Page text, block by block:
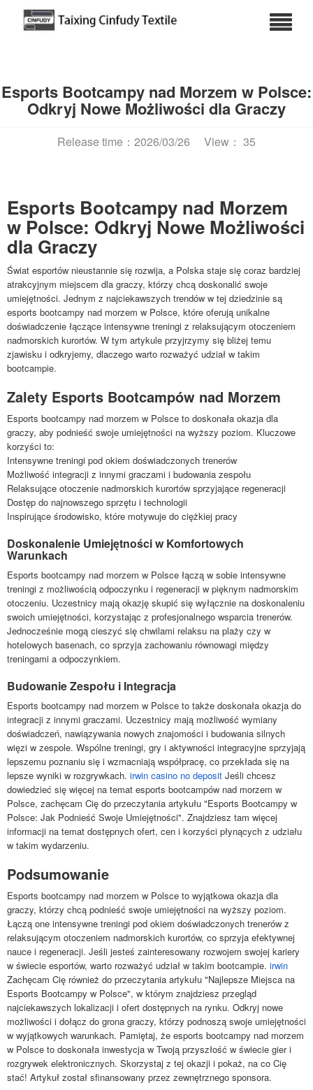
Esports Bootcampy nad Morzem w Polsce:
Odkryj Nowe Możliwości dla Graczy
Release time：2026/03/26 View： 35
Esports Bootcampy nad Morzem
w Polsce: Odkryj Nowe Możliwości
dla Graczy
Świat esportów nieustannie się rozwija, a Polska staje się coraz bardziej
atrakcyjnym miejscem dla graczy, którzy chcą doskonalić swoje
umiejętności. Jednym z najciekawszych trendów w tej dziedzinie są
esports bootcampy nad morzem w Polsce, które oferują unikalne
doświadczenie łączące intensywne treningi z relaksującym otoczeniem
nadmorskich kurortów. W tym artykule przyjrzymy się bliżej temu
zjawisku i odkryjemy, dlaczego warto rozważyć udział w takim
bootcampie.
Zalety Esports Bootcampów nad Morzem
Esports bootcampy nad morzem w Polsce to doskonała okazja dla
graczy, aby podnieść swoje umiejętności na wyższy poziom. Kluczowe
korzyści to:
Intensywne treningi pod okiem doświadczonych trenerów
Możliwość integracji z innymi graczami i budowania zespołu
Relaksujące otoczenie nadmorskich kurortów sprzyjające regeneracji
Dostęp do najnowszego sprzętu i technologii
Inspirujące środowisko, które motywuje do ciężkiej pracy
Doskonalenie Umiejętności w Komfortowych
Warunkach
Esports bootcampy nad morzem w Polsce łączą w sobie intensywne
treningi z możliwością odpoczynku i regeneracji w pięknym nadmorskim
otoczeniu. Uczestnicy mają okazję skupić się wyłącznie na doskonaleniu
swoich umiejętności, korzystając z profesjonalnego wsparcia trenerów.
Jednocześnie mogą cieszyć się chwilami relaksu na plaży czy w
hotelowych basenach, co sprzyja zachowaniu równowagi między
treningami a odpoczynkiem.
Budowanie Zespołu i Integracja
Esports bootcampy nad morzem w Polsce to także doskonała okazja do
integracji z innymi graczami. Uczestnicy mają możliwość wymiany
doświadczeń, nawiązywania nowych znajomości i budowania silnych
więzi w zespole. Wspólne treningi, gry i aktywności integracyjne sprzyjają
lepszemu poznaniu się i wzmacniają współpracę, co przekłada się na
lepsze wyniki w rozgrywkach. irwin casino no deposit Jeśli chcesz
dowiedzieć się więcej na temat esports bootcampów nad morzem w
Polsce, zachęcam Cię do przeczytania artykułu "Esports Bootcampy w
Polsce: Jak Podnieść Swoje Umiejętności". Znajdziesz tam więcej
informacji na temat dostępnych ofert, cen i korzyści płynących z udziału
w takim wydarzeniu.
Podsumowanie
Esports bootcampy nad morzem w Polsce to wyjątkowa okazja dla
graczy, którzy chcą podnieść swoje umiejętności na wyższy poziom.
Łączą one intensywne treningi pod okiem doświadczonych trenerów z
relaksującym otoczeniem nadmorskich kurortów, co sprzyja efektywnej
nauce i regeneracji. Jeśli jesteś zainteresowany rozwojem swojej kariery
w świecie esportów, warto rozważyć udział w takim bootcampie. irwin
Zachęcam Cię również do przeczytania artykułu "Najlepsze Miejsca na
Esports Bootcampy w Polsce", w którym znajdziesz przegląd
najciekawszych lokalizacji i ofert dostępnych na rynku. Odkryj nowe
możliwości i dołącz do grona graczy, którzy podnoszą swoje umiejętności
w wyjątkowych warunkach. Pamiętaj, że esports bootcampy nad morzem
w Polsce to doskonała inwestycja w Twoją przyszłość w świecie gier i
rozgrywek elektronicznych. Skorzystaj z tej okazji i pokaż, na co Cię
stać! Artykuł został sfinansowany przez zewnętrznego sponsora.